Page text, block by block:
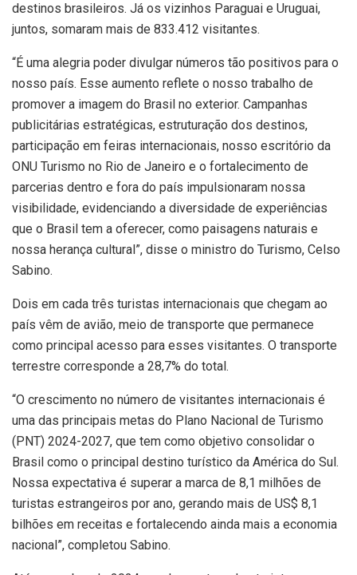
destinos brasileiros. Já os vizinhos Paraguai e Uruguai,
juntos, somaram mais de 833.412 visitantes.
“É uma alegria poder divulgar números tão positivos para o
nosso país. Esse aumento reflete o nosso trabalho de
promover a imagem do Brasil no exterior. Campanhas
publicitárias estratégicas, estruturação dos destinos,
participação em feiras internacionais, nosso escritório da
ONU Turismo no Rio de Janeiro e o fortalecimento de
parcerias dentro e fora do país impulsionaram nossa
visibilidade, evidenciando a diversidade de experiências
que o Brasil tem a oferecer, como paisagens naturais e
nossa herança cultural”, disse o ministro do Turismo, Celso
Sabino.
Dois em cada três turistas internacionais que chegam ao
país vêm de avião, meio de transporte que permanece
como principal acesso para esses visitantes. O transporte
terrestre corresponde a 28,7% do total.
“O crescimento no número de visitantes internacionais é
uma das principais metas do Plano Nacional de Turismo
(PNT) 2024-2027, que tem como objetivo consolidar o
Brasil como o principal destino turístico da América do Sul.
Nossa expectativa é superar a marca de 8,1 milhões de
turistas estrangeiros por ano, gerando mais de US$ 8,1
bilhões em receitas e fortalecendo ainda mais a economia
nacional”, completou Sabino.